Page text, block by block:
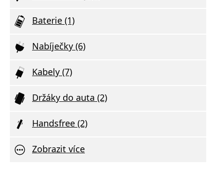
Baterie (1)
Nabíječky (6)
Kabely (7)
Držáky do auta (2)
Handsfree (2)
Zobrazit více